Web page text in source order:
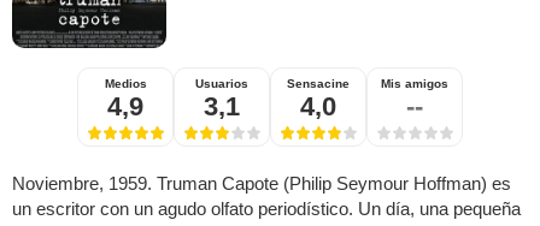
Medios
4,9
Usuarios
3,1
Sensacine
4,0
Mis amigos
--
Noviembre, 1959. Truman Capote (Philip Seymour Hoffman) es
un escritor con un agudo olfato periodístico. Un día, una pequeña